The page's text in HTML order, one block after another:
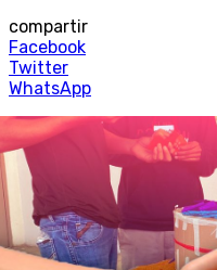
compartir
Facebook
Twitter
WhatsApp